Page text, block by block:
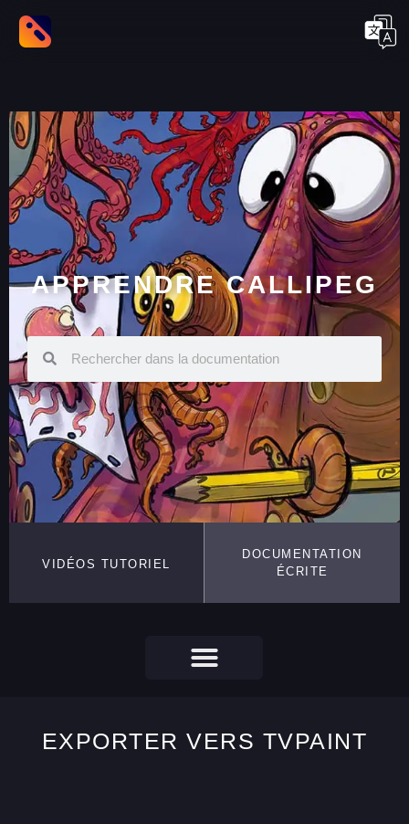
APPRENDRE CALLIPEG
VIDÉOS TUTORIEL
DOCUMENTATION
ÉCRITE
EXPORTER VERS TVPAINT